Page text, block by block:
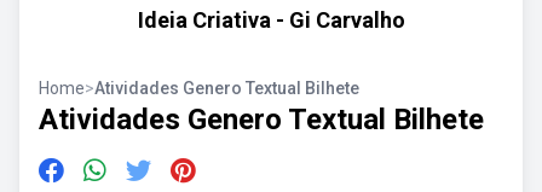
Ideia Criativa - Gi Carvalho
Home>Atividades Genero Textual Bilhete
Atividades Genero Textual Bilhete